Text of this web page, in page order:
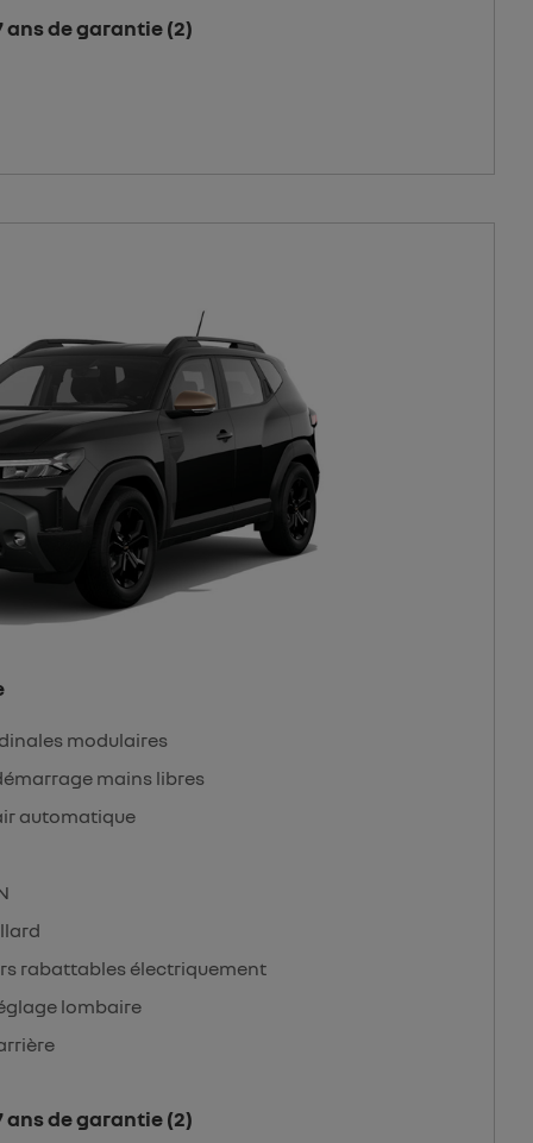
ans de garantie (2)
modulaires
mains libres
automatique
rabattables électriquement
lombaire
ans de garantie (2)